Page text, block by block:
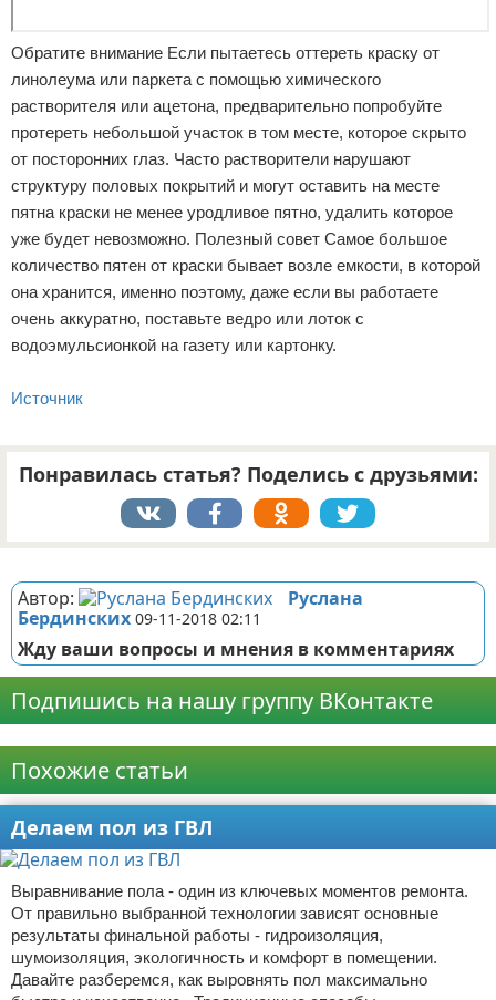
Обратите внимание Если пытаетесь оттереть краску от
линолеума или паркета с помощью химического
растворителя или ацетона, предварительно попробуйте
протереть небольшой участок в том месте, которое скрыто
от посторонних глаз. Часто растворители нарушают
структуру половых покрытий и могут оставить на месте
пятна краски не менее уродливое пятно, удалить которое
уже будет невозможно. Полезный совет Самое большое
количество пятен от краски бывает возле емкости, в которой
она хранится, именно поэтому, даже если вы работаете
очень аккуратно, поставьте ведро или лоток с
водоэмульсионкой на газету или картонку.
Источник
Понравилась статья? Поделись с друзьями:
Автор:
Руслана
Бердинских 09-11-2018 02:11
Жду ваши вопросы и мнения в комментариях
Подпишись на нашу группу ВКонтакте
Похожие статьи
Делаем пол из ГВЛ
Выравнивание пола - один из ключевых моментов ремонта.
От правильно выбранной технологии зависят основные
результаты финальной работы - гидроизоляция,
шумоизоляция, экологичность и комфорт в помещении.
Давайте разберемся, как выровнять пол максимально